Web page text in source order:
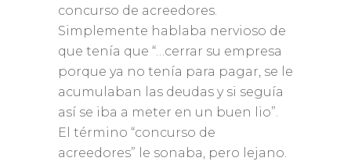
concurso de acreedores.
Simplemente hablaba nervioso de
que tenía que “…cerrar su empresa
porque ya no tenía para pagar, se le
acumulaban las deudas y si seguía
así se iba a meter en un buen lio”.
El término “concurso de
acreedores” le sonaba, pero lejano.